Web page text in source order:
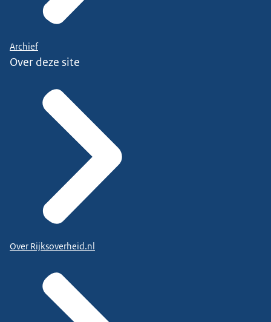
Archief
Over deze site
Over Rijksoverheid.nl